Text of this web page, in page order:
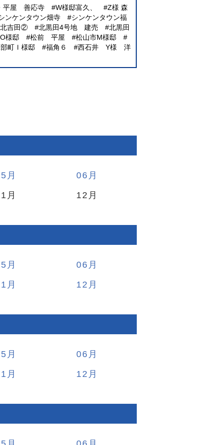
平屋 善応寺 W様邸富久、
Z様 森
ンケンタウン畑寺
シンケンタウン福
北吉田②
北黒田4号地 建売
北黒田
様邸
松前 平屋
松山市M様邸
町Ｉ様邸
福角６ 西石井 Y様 洋
06
12
06
12
06
12